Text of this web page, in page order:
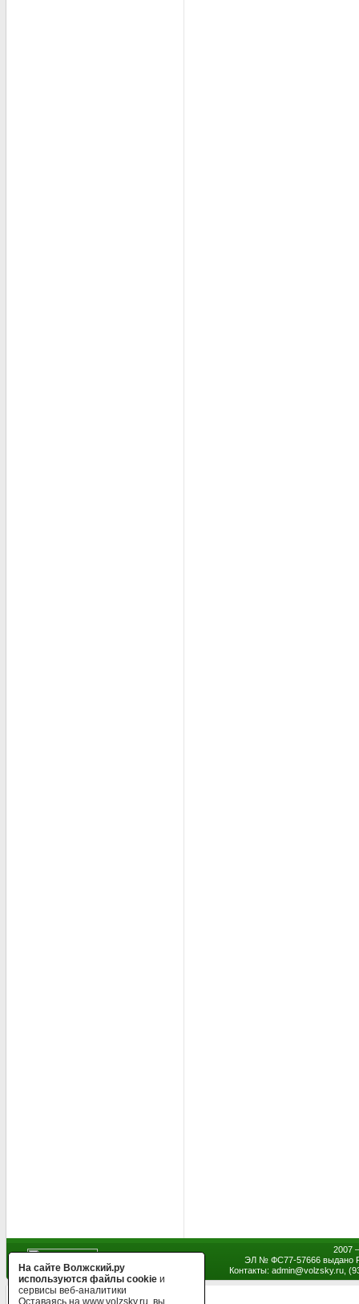
2007
ЭЛ № ФС77-57666 выдано
Контакты: admin@volzsky.ru,
На сайте Волжский.ру
используются файлы cookie и
сервисы веб-аналитики
Оставаясь на www.volzsky.ru, вы